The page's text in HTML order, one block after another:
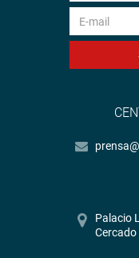
Palacio
Cercado